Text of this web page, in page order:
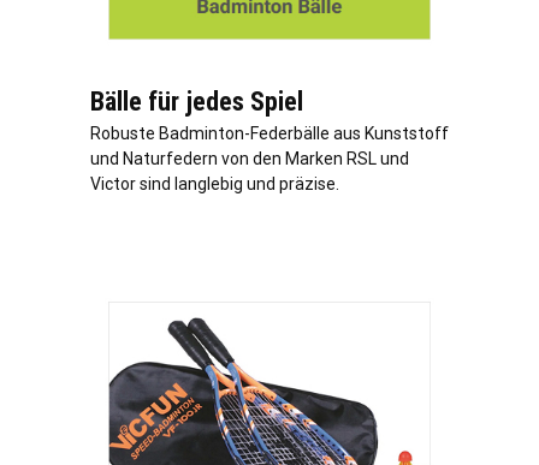
Bälle für jedes Spiel
Robuste Badminton-Federbälle aus Kunststoff
und Naturfedern von den Marken RSL und
Victor sind langlebig und präzise.